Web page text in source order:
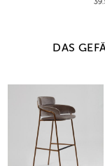
DAS